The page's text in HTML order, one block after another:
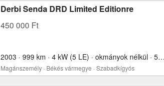
Derbi Senda DRD Limited Editionre
450 000 Ft
2003 · 999 km · 4 kW (5 LE) · okmányok nélkül · 50 cm³
Magánszemély · Békés vármegye · Szabadkígyós